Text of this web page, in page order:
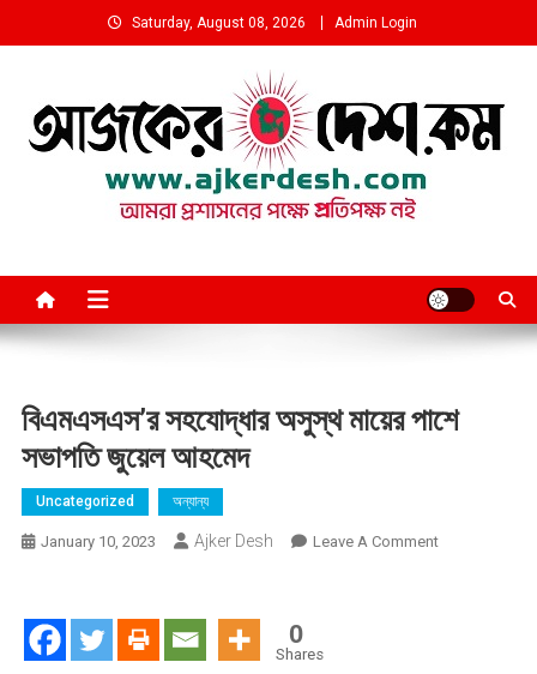
to
Saturday, August 08, 2026 Admin Login
বিএমএসএস’র সহযোদ্ধার অসুস্থ মায়ের পাশে
সভাপতি জুয়েল আহমেদ
Uncategorized অন্যান্য
January 10, 2023 Ajker Desh Leave A CommentOn
0
Shares